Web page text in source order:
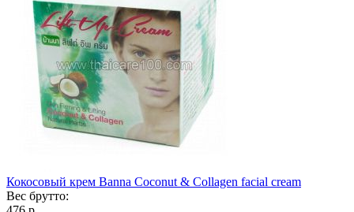
Кокосовый крем Banna Coconut & Collagen facial cream
Вес брутто: